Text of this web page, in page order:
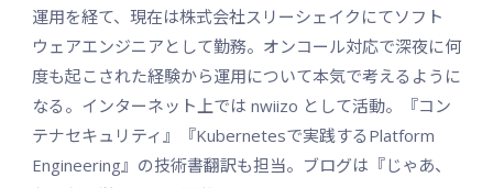
運用を経て、現在は株式会社スリーシェイクにてソフト
ウェアエンジニアとして勤務。オンコール対応で深夜に何
度も起こされた経験から運用について本気で考えるように
なる。インターネット上では nwiizo として活動。『コン
テナセキュリティ』『Kubernetesで実践するPlatform
Engineering』の技術書翻訳も担当。ブログは『じゃあ、